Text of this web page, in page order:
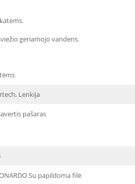
geriamojo vandens.
Lenkija
pašaras
Su papildoma filė